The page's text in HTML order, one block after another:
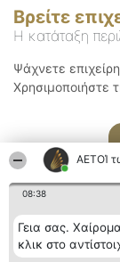
ΑΕΤΟΊ
08:38
Γεια σας.
κλικ στο
Βρείτε
Η κατάταξη
Ψάχνετε
Χρησιμοποιήστε